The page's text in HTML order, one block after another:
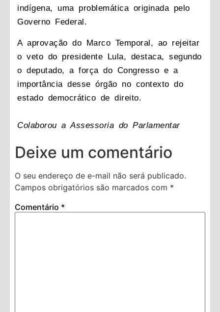
indígena, uma problemática originada pelo
Governo Federal.
A aprovação do Marco Temporal, ao rejeitar
o veto do presidente Lula, destaca, segundo
o deputado, a força do Congresso e a
importância desse órgão no contexto do
estado democrático de direito.
Colaborou a Assessoria do Parlamentar
Deixe um comentário
O seu endereço de e-mail não será publicado.
Campos obrigatórios são marcados com *
Comentário *